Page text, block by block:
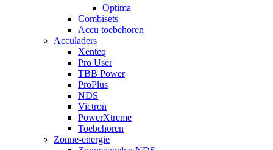
Optima
Combisets
Accu toebehoren
Acculaders
Xenteq
Pro User
TBB Power
ProPlus
NDS
Victron
PowerXtreme
Toebehoren
Zonne-energie